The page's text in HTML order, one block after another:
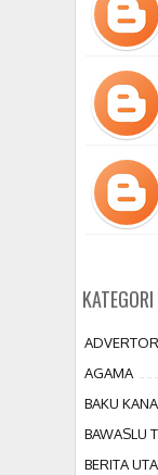
KATEGORI
AGAMA
BAKU
BAWASLU
BERITA